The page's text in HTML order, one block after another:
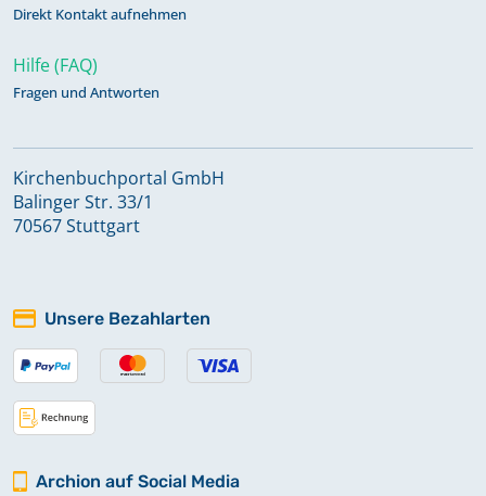
Direkt Kontakt aufnehmen
Hilfe (FAQ)
Fragen und Antworten
Kirchenbuchportal GmbH
Balinger Str. 33/1
70567 Stuttgart
Unsere Bezahlarten
Archion auf Social Media